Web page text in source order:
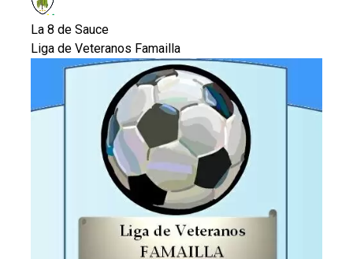
La 8 de Sauce
Liga de Veteranos Famailla